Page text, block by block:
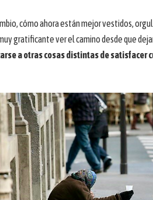
cómo ahora están mejor vestidos,
gratificante ver el camino desde que
a otras cosas distintas de satisfacer